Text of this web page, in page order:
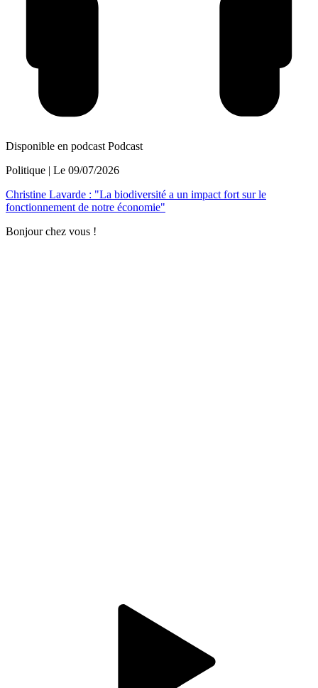
Disponible en podcast Podcast
Politique | Le 09/07/2026
Christine Lavarde : "La biodiversité a un impact fort sur le
fonctionnement de notre économie"
Bonjour chez vous !